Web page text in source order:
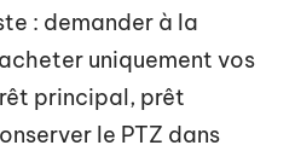
: demander à la
uniquement vos
principal, prêt
le PTZ dans